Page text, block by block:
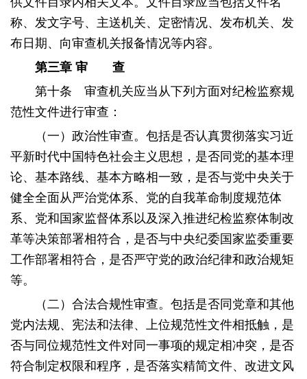
称、发文字号、主送机关、定密情况、发布机关、发
布日期、向审查机关报备情况等内容。
第三章 审 查
第十条 审查机关应当从下列方面对纪检监察规
范性文件进行审查：
（一）政治性审查。包括是否认真贯彻落实习近
平新时代中国特色社会主义思想，是否同党的基本理
论、基本路线、基本方略相一致，是否与党中央关于
健全全面从严治党体系、党的自我革命制度规范体
系、党和国家监督体系以及深入推进纪检监察体制改
革等决策部署相符合，是否与中央纪委国家监委重要
工作部署相符合，是否严守党的政治纪律和政治规矩
等。
（二）合法合规性审查。包括是否同党章和其他
党内法规、宪法和法律、上位规范性文件相抵触，是
否与同位规范性文件对同一事项的规定相冲突，是否
符合制定权限和程序，是否落实精简文件、改进文风